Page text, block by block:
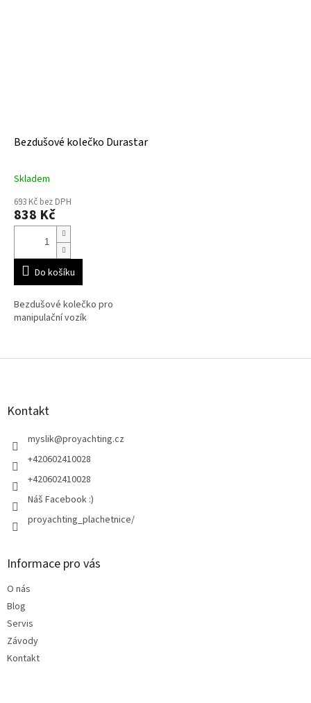
Bezdušové kolečko Durastar
Skladem
693 Kč bez DPH
838 Kč
Do košíku
Bezdušové kolečko pro
manipulační vozík
Z
Kontakt
myslik@proyachting.cz
+420602410028
+420602410028
Náš Facebook :)
proyachting_plachetnice/
Informace pro vás
O nás
Blog
Servis
Závody
Kontakt